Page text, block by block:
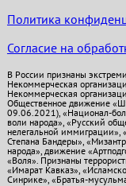
Политика
Согласие на
В России признаны
Некоммерческая
Некоммерческая
Общественное движение
09.06.2021), «Национал-
воли народа», «Русский
нелегальной
Степана Бандеры»,
народа», движение
«Воля». Признаны
«Имарат Кавказ»,
Синрике», «Братья-